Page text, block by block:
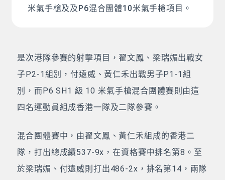
米氣手槍及及P6混合團體10米氣手槍項目。
是次港隊參賽的射擊項目，翟文鳳、梁瑞媚出戰女
子P2-1組別，付遠威、黃仁禾出戰男子P1-1組
別，而P6 SH1 級 10 米氣手槍混合團體賽則由這
四名運動員組成香港一隊及二隊參賽。
混合團體賽中，由翟文鳳、黃仁禾組成的香港二
隊，打出總成績537-9x，在資格賽中排名第8。至
於梁瑞媚、付遠威則打出486-2x，排名第14，兩隊